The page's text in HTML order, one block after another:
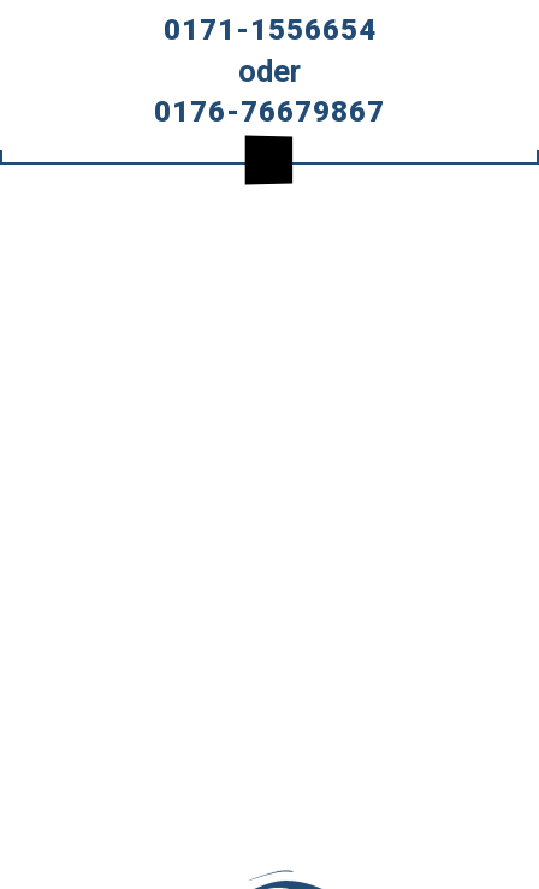
0171-1556654
oder
0176-76679867